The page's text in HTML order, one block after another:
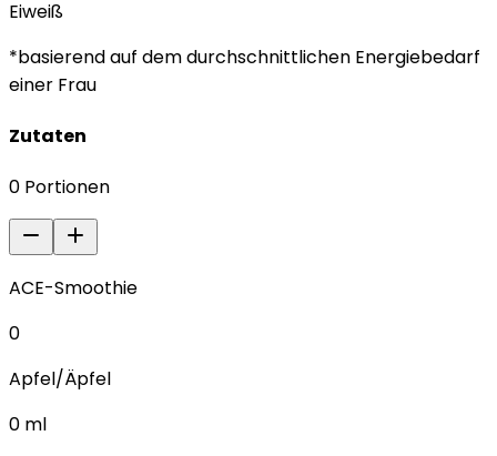
Eiweiß
*basierend auf dem durchschnittlichen Energiebedarf
einer Frau
Zutaten
0 Portionen
ACE-Smoothie
0
Apfel/Äpfel
0 ml